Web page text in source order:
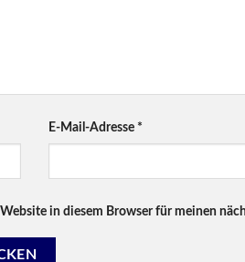
E-Mail-Adresse *
in diesem Browser für meinen